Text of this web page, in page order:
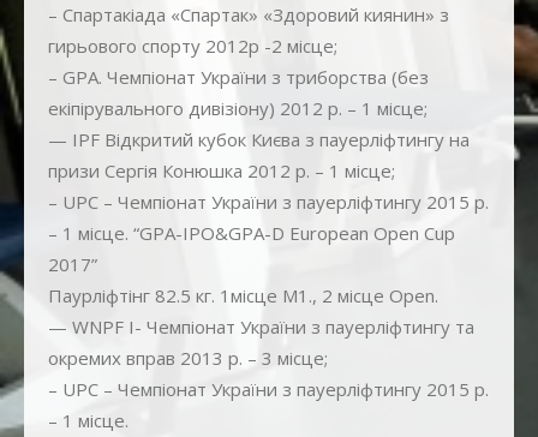
– Спартакіада «Спартак» «Здоровий киянин» з
гирьового спорту 2012р -2 місце;
– GPA. Чемпіонат України з триборства (без
екіпірувального дивізіону) 2012 р. – 1 місце;
— IPF Відкритий кубок Києва з пауерліфтингу на
призи Сергія Конюшка 2012 р. – 1 місце;
– UPC – Чемпіонат України з пауерліфтингу 2015 р.
– 1 місце. “GPA-IPO&GPA-D European Open Cup
2017”
Паурліфтінг 82.5 кг. 1місце М1., 2 місце Оpen.
— WNPF I- Чемпіонат України з пауерліфтингу та
окремих вправ 2013 р. – 3 місце;
– UPC – Чемпіонат України з пауерліфтингу 2015 р.
– 1 місце.